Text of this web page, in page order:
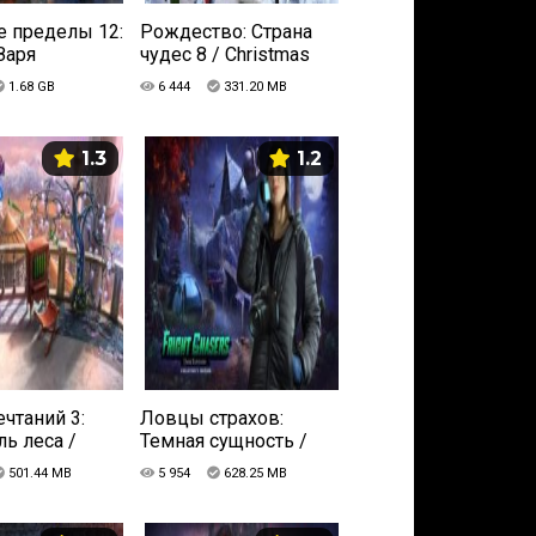
пределы 12:
PC |
1.68 GB
Рождество: Страна
чудес 8 / Christmas
Wonderland 8 (2017)
PC Пиратка
6 444 331.20 MB
1.3
3:
леса /
3: Guardian
CE (2017)
501.44 MB
1.2
Ловцы страхов:
Темная сущность /
Fright Chasers: Dark
Exposure CE (2017) PC
5 954 628.25 MB